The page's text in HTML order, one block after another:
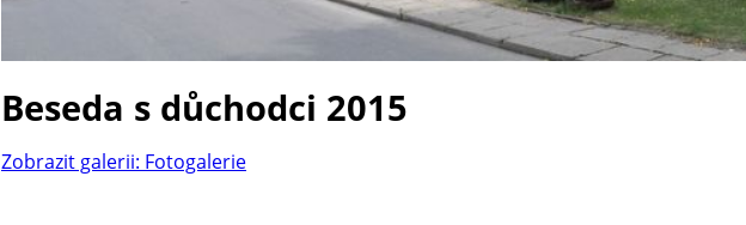
Beseda s důchodci 2015
Zobrazit galerii: Fotogalerie